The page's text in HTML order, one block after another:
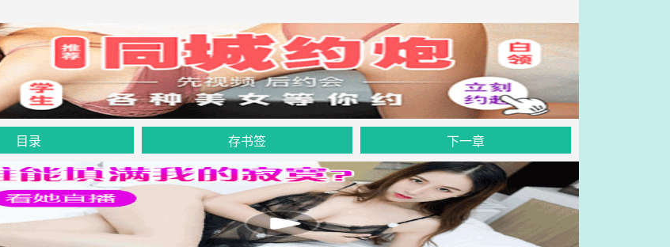
目录 存书签 下一章